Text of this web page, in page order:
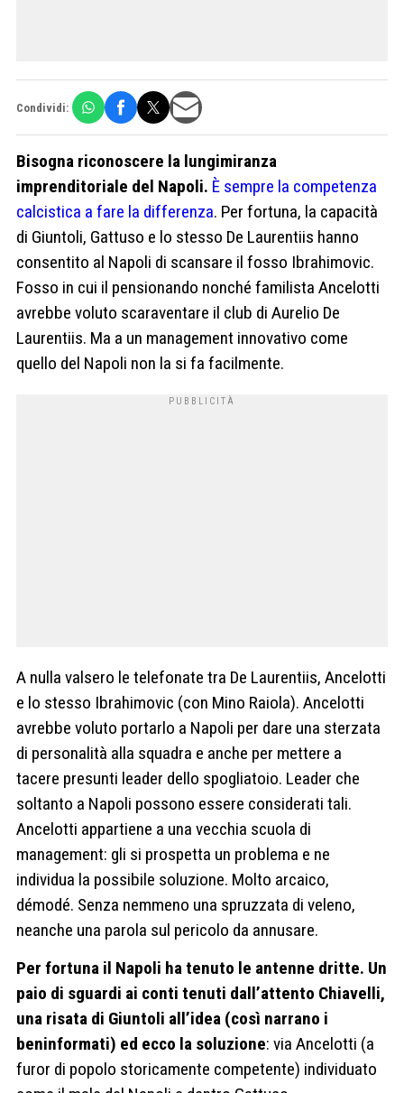
Condividi:
Bisogna riconoscere la lungimiranza
imprenditoriale del Napoli. È sempre la competenza
calcistica a fare la differenza. Per fortuna, la capacità
di Giuntoli, Gattuso e lo stesso De Laurentiis hanno
consentito al Napoli di scansare il fosso Ibrahimovic.
Fosso in cui il pensionando nonché familista Ancelotti
avrebbe voluto scaraventare il club di Aurelio De
Laurentiis. Ma a un management innovativo come
quello del Napoli non la si fa facilmente.
A nulla valsero le telefonate tra De Laurentiis, Ancelotti
e lo stesso Ibrahimovic (con Mino Raiola). Ancelotti
avrebbe voluto portarlo a Napoli per dare una sterzata
di personalità alla squadra e anche per mettere a
tacere presunti leader dello spogliatoio. Leader che
soltanto a Napoli possono essere considerati tali.
Ancelotti appartiene a una vecchia scuola di
management: gli si prospetta un problema e ne
individua la possibile soluzione. Molto arcaico,
démodé. Senza nemmeno una spruzzata di veleno,
neanche una parola sul pericolo da annusare.
Per fortuna il Napoli ha tenuto le antenne dritte. Un
paio di sguardi ai conti tenuti dall’attento Chiavelli,
una risata di Giuntoli all’idea (così narrano i
beninformati) ed ecco la soluzione: via Ancelotti (a
furor di popolo storicamente competente) individuato